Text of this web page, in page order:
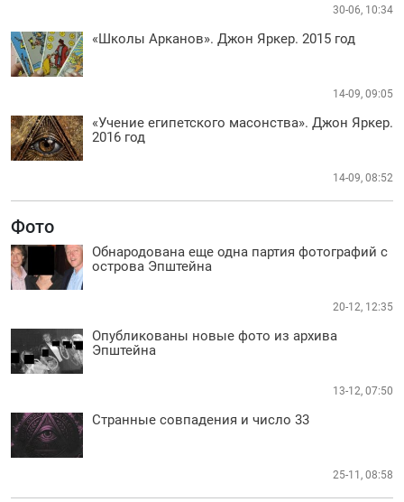
30-06, 10:34
«Школы Арканов». Джон Яркер. 2015 год
14-09, 09:05
«Учение египетского масонства». Джон Яркер.
2016 год
14-09, 08:52
Фото
Обнародована еще одна партия фотографий с
острова Эпштейна
20-12, 12:35
Опубликованы новые фото из архива
Эпштейна
13-12, 07:50
Странные совпадения и число 33
25-11, 08:58